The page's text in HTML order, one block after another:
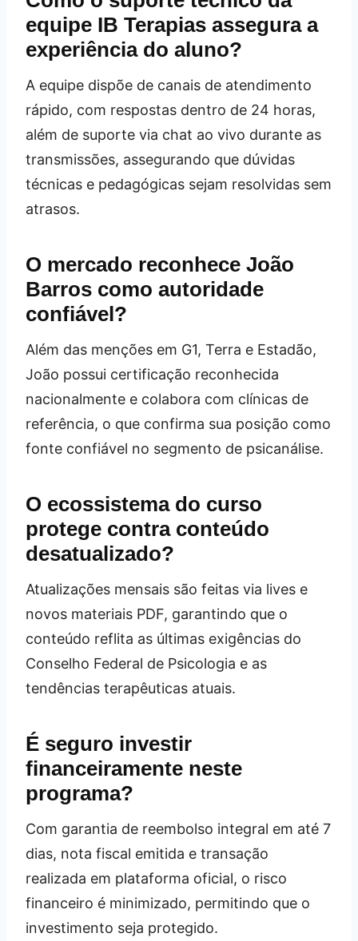
equipe IB Terapias assegura a
experiência do aluno?
A equipe dispõe de canais de atendimento
rápido, com respostas dentro de 24 horas,
além de suporte via chat ao vivo durante as
transmissões, assegurando que dúvidas
técnicas e pedagógicas sejam resolvidas sem
atrasos.
O mercado reconhece João
Barros como autoridade
confiável?
Além das menções em G1, Terra e Estadão,
João possui certificação reconhecida
nacionalmente e colabora com clínicas de
referência, o que confirma sua posição como
fonte confiável no segmento de psicanálise.
O ecossistema do curso
protege contra conteúdo
desatualizado?
Atualizações mensais são feitas via lives e
novos materiais PDF, garantindo que o
conteúdo reflita as últimas exigências do
Conselho Federal de Psicologia e as
tendências terapêuticas atuais.
É seguro investir
financeiramente neste
programa?
Com garantia de reembolso integral em até 7
dias, nota fiscal emitida e transação
realizada em plataforma oficial, o risco
financeiro é minimizado, permitindo que o
investimento seja protegido.